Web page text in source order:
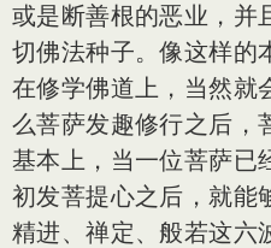
或是断善根的恶业，并
切佛法种子。像这样的
在修学佛道上，当然就
么菩萨发趣修行之后，
基本上，当一位菩萨已
初发菩提心之后，就能
精进、禅定、般若这六